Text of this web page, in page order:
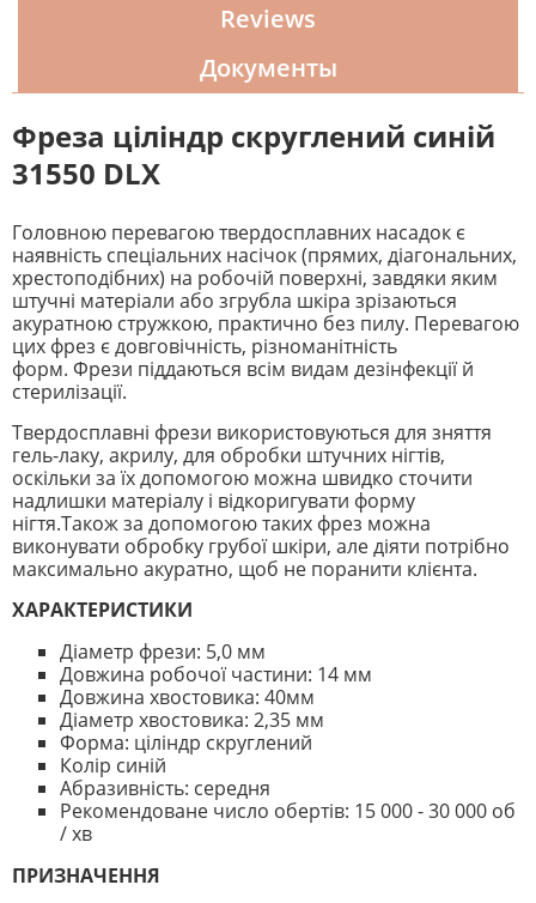
Reviews
Документы
Фреза ціліндр скруглений синій
31550 DLX
Головною перевагою твердосплавних насадок є
наявність спеціальних насічок (прямих, діагональних,
хрестоподібних) на робочій поверхні, завдяки яким
штучні матеріали або згрубла шкіра зрізаються
акуратною стружкою, практично без пилу. Перевагою
цих фрез є довговічність, різноманітність
форм. Фрези піддаються всім видам дезінфекції й
стерилізації.
Твердосплавні фрези використовуються для зняття
гель-лаку, акрилу, для обробки штучних нігтів,
оскільки за їх допомогою можна швидко сточити
надлишки матеріалу і відкоригувати форму
нігтя.Також за допомогою таких фрез можна
виконувати обробку грубої шкіри, але діяти потрібно
максимально акуратно, щоб не поранити клієнта.
ХАРАКТЕРИСТИКИ
Діаметр фрези: 5,0 мм
Довжина робочої частини: 14 мм
Довжина хвостовика: 40мм
Діаметр хвостовика: 2,35 мм
Форма: ціліндр скруглений
Колір синій
Абразивність: середня
Рекомендоване число обертів: 15 000 - 30 000 об
/ хв
ПРИЗНАЧЕННЯ